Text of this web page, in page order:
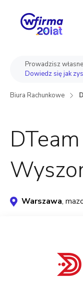
Biura Rachunkowe
Prowadzisz
Dowiedz się jak
Warszawa,